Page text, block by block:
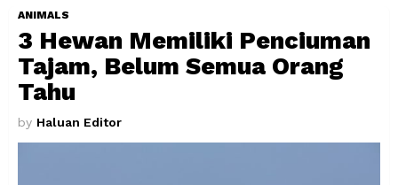
ANIMALS
3 Hewan Memiliki Penciuman
Tajam, Belum Semua Orang
Tahu
by Haluan Editor